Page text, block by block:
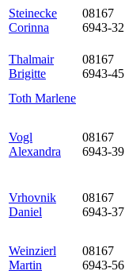
Steinecke
Corinna
08167
6943-32
Thalmair
Brigitte
08167
6943-45
Toth Marlene
Vogl
Alexandra
08167
6943-39
Vrhovnik
Daniel
08167
6943-37
Weinzierl
Martin
08167
6943-56